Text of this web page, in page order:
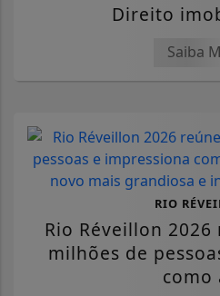
Direito
Saiba
RIO
Rio Réveillon
milhões de
como